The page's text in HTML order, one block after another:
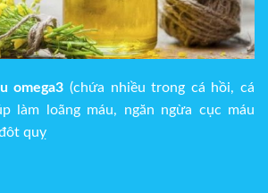
omega3 (chứa nhiều trong cá hồi, cá
làm loãng máu, ngăn ngừa cục máu
quỵ